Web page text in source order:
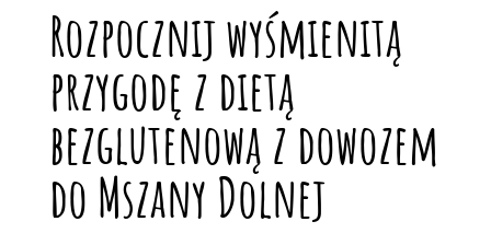
Rozpocznij wyśmienitą
przygodę z dietą
bezglutenową z dowozem
do Mszany Dolnej